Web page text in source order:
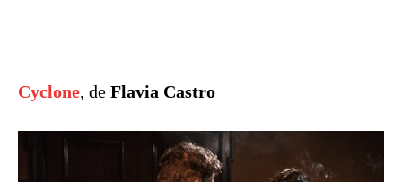
Cyclone, de Flavia Castro